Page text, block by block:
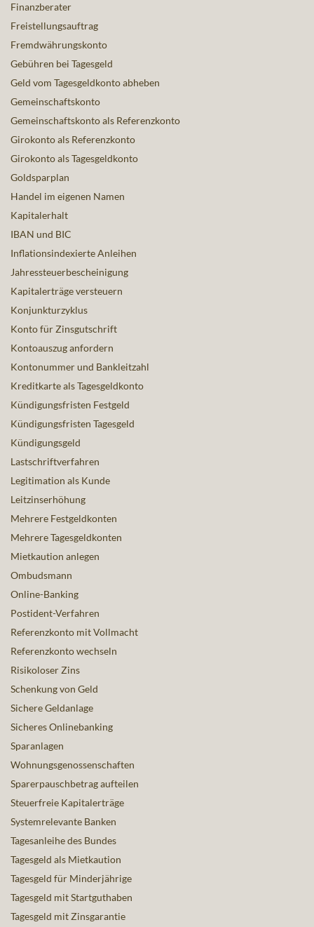
Finanzberater
Freistellungsauftrag
Fremdwährungskonto
Gebühren bei Tagesgeld
Geld vom Tagesgeldkonto abheben
Gemeinschaftskonto
Gemeinschaftskonto als Referenzkonto
Girokonto als Referenzkonto
Girokonto als Tagesgeldkonto
Goldsparplan
Handel im eigenen Namen
Kapitalerhalt
IBAN und BIC
Inflationsindexierte Anleihen
Jahressteuerbescheinigung
Kapitalerträge versteuern
Konjunkturzyklus
Konto für Zinsgutschrift
Kontoauszug anfordern
Kontonummer und Bankleitzahl
Kreditkarte als Tagesgeldkonto
Kündigungsfristen Festgeld
Kündigungsfristen Tagesgeld
Kündigungsgeld
Lastschriftverfahren
Legitimation als Kunde
Leitzinserhöhung
Mehrere Festgeldkonten
Mehrere Tagesgeldkonten
Mietkaution anlegen
Ombudsmann
Online-Banking
Postident-Verfahren
Referenzkonto mit Vollmacht
Referenzkonto wechseln
Risikoloser Zins
Schenkung von Geld
Sichere Geldanlage
Sicheres Onlinebanking
Sparanlagen
Wohnungsgenossenschaften
Sparerpauschbetrag aufteilen
Steuerfreie Kapitalerträge
Systemrelevante Banken
Tagesanleihe des Bundes
Tagesgeld als Mietkaution
Tagesgeld für Minderjährige
Tagesgeld mit Startguthaben
Tagesgeld mit Zinsgarantie